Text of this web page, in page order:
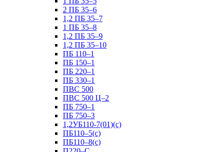
2 ПБ 35–6
1,2 ПБ 35–7
1 ПБ 35–8
1,2 ПБ 35–9
1,2 ПБ 35–10
ПБ 110–1
ПБ 150–1
ПБ 220–1
ПБ 330–1
ПВС 500
ПВС 500 Ц–2
ПБ 750–1
ПБ 750–3
1,2УБ110-7(01)(с)
ПБ110–5(с)
ПБ110–8(с)